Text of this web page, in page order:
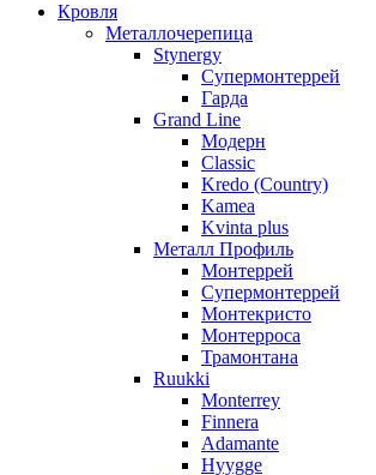
Кровля
Металлочерепица
Stynergy
Супермонтеррей
Гарда
Grand Line
Модерн
Classic
Kredo (Country)
Kamea
Kvinta plus
Металл Профиль
Монтеррей
Супермонтеррей
Монтекристо
Монтерроса
Трамонтана
Ruukki
Monterrey
Finnera
Adamante
Hyygge